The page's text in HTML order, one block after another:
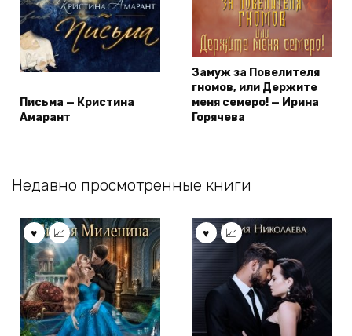
Письма — Кристина
Амарант
Замуж за Повелителя
гномов, или Держите
меня семеро! — Ирина
Горячева
Недавно просмотренные книги